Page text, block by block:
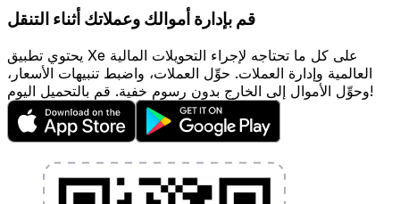
قم بإدارة أموالك وعملاتك أثناء التنقل
يحتوي تطبيق Xe على كل ما تحتاجه لإجراء التحويلات المالية
العالمية وإدارة العملات. حوِّل العملات، واضبط تنبيهات الأسعار،
وحوِّل الأموال إلى الخارج بدون رسوم خفية. قم بالتحميل اليوم!